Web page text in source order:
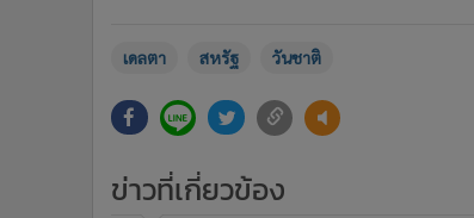
เดลตา สหรัฐ วันชาติ
ข่าวที่เกี่ยวข้อง